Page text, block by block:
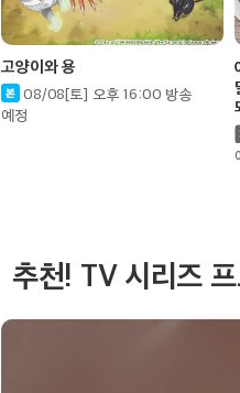
14:30 원픽은, 흔한남
에피소드 15
15:30
에피소드 22
고양이와 용
08/08[토] 오후 16:00 방송
예정
추천! TV 시리즈